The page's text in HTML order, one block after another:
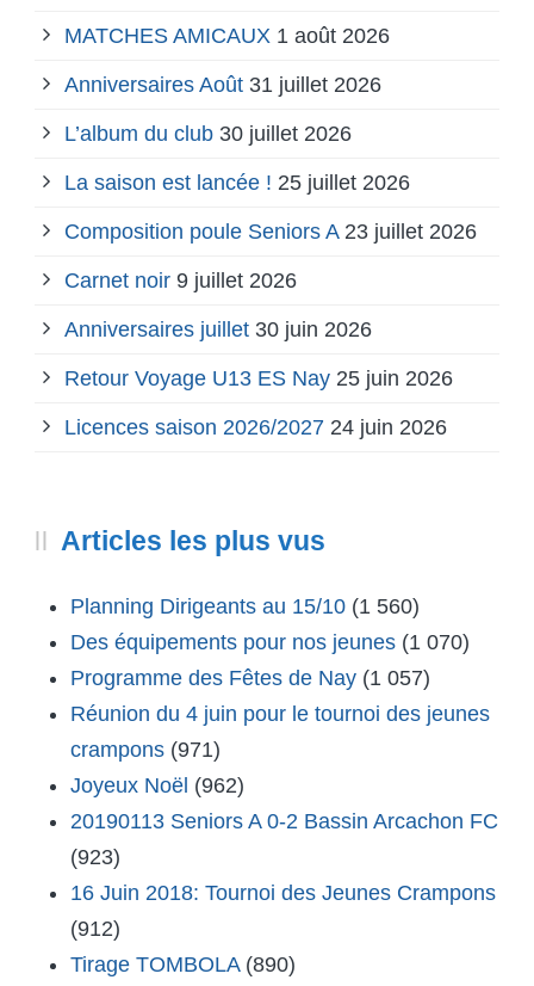
MATCHES AMICAUX 1 août 2026
Anniversaires Août 31 juillet 2026
L’album du club 30 juillet 2026
La saison est lancée ! 25 juillet 2026
Composition poule Seniors A 23 juillet 2026
Carnet noir 9 juillet 2026
Anniversaires juillet 30 juin 2026
Retour Voyage U13 ES Nay 25 juin 2026
Licences saison 2026/2027 24 juin 2026
Articles les plus vus
Planning Dirigeants au 15/10 (1 560)
Des équipements pour nos jeunes (1 070)
Programme des Fêtes de Nay (1 057)
Réunion du 4 juin pour le tournoi des jeunes
crampons (971)
Joyeux Noël (962)
20190113 Seniors A 0-2 Bassin Arcachon FC
(923)
16 Juin 2018: Tournoi des Jeunes Crampons
(912)
Tirage TOMBOLA (890)